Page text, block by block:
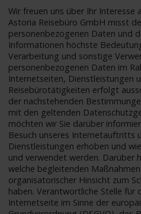
Suche
Wir freuen uns über Ihr Interesse
Astoria Reisebüro GmbH misst
personenbezogenen Daten und
Informationen höchste
Verarbeitung und sonstige
personenbezogenen Daten im
Internetseiten, Dienstleistungen
Reisebürotätigkeiten erfolgt
der nachstehenden
mit den geltenden
möchten wir Sie darüber
Besuch unseres Internetauftritts
Dienstleistungen erhoben und
und verwendet werden. Darüber
welche begleitenden
organisatorischer Hinsicht zum
haben. Verantwortliche Stelle für
Internetseite im Sinne der